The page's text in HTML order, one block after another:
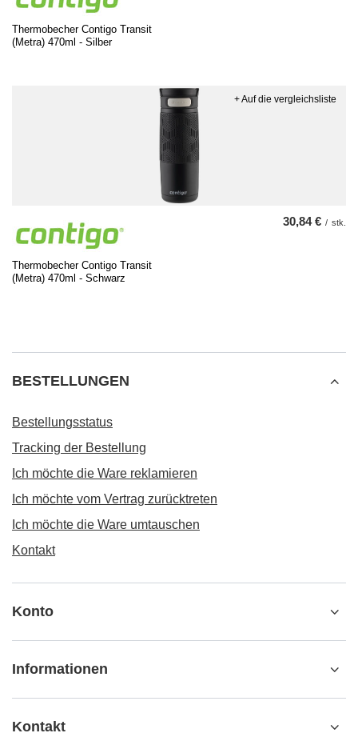
Thermobecher Contigo Transit
(Metra) 470ml - Silber
Thermobecher Contigo Transit
(Metra) 470ml - Schwarz
30,84 € / stk.
+ Auf die vergleichsliste
BESTELLUNGEN
Bestellungsstatus
Tracking der Bestellung
Ich möchte die Ware reklamieren
Ich möchte vom Vertrag zurücktreten
Ich möchte die Ware umtauschen
Kontakt
Konto
Informationen
Kontakt